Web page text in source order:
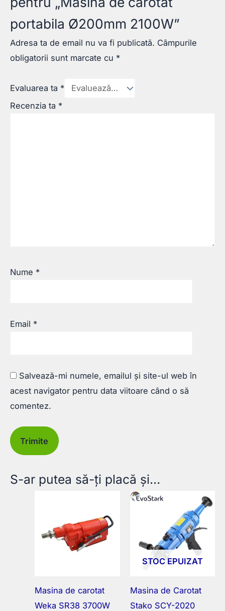
portabila Ø200mm 2100W”
Adresa ta de email nu va fi publicată. Câmpurile
obligatorii sunt marcate cu *
Evaluarea ta *
Recenzia ta *
Nume *
Email *
Salvează-mi numele, emailul și site-ul web în
acest navigator pentru data viitoare când o să
comentez.
S-ar putea să-ți placă și…
Masina de carotat
Weka SR38 3700W
STOC EPUIZAT
Masina de Carotat
Stako SCY-2020